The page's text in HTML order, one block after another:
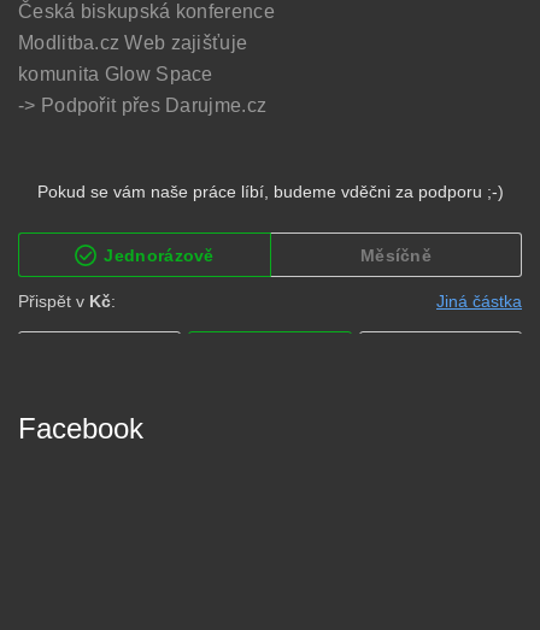
Česká biskupská konference
Modlitba.cz Web zajišťuje
komunita Glow Space
-> Podpořit přes Darujme.cz
Facebook